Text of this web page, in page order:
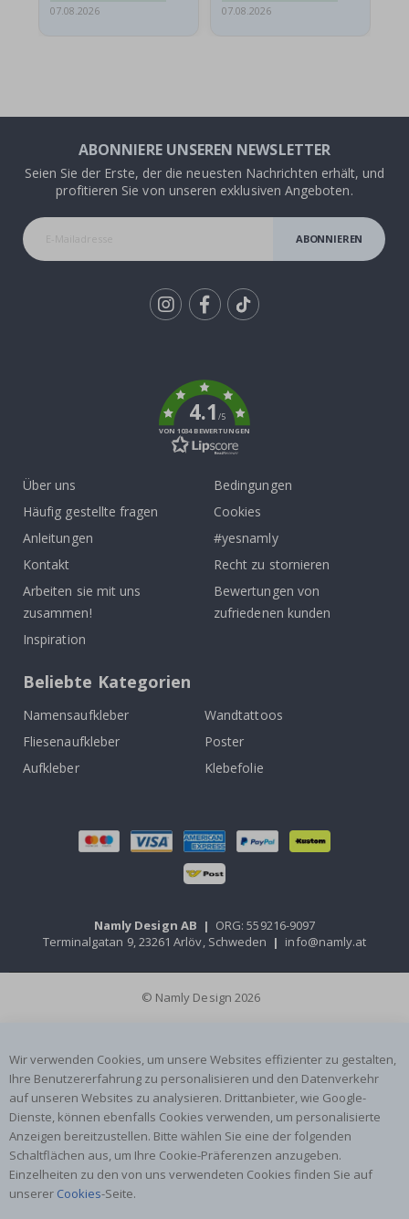
07.08.2026
07.08.2026
ABONNIERE UNSEREN NEWSLETTER
Seien Sie der Erste, der die neuesten Nachrichten erhält, und
profitieren Sie von unseren exklusiven Angeboten.
ABONNIEREN
4.1/5
VON 1034 BEWERTUNGEN
Über uns
Häufig gestellte fragen
Anleitungen
Kontakt
Arbeiten sie mit uns
zusammen!
Inspiration
Bedingungen
Cookies
#yesnamly
Recht zu stornieren
Bewertungen von
zufriedenen kunden
Beliebte Kategorien
Namensaufkleber
Wandtattoos
Fliesenaufkleber
Poster
Aufkleber
Klebefolie
Namly Design AB | ORG: 559216-9097
Terminalgatan 9, 23261 Arlöv, Schweden | info@namly.at
© Namly Design 2026
Wir verwenden Cookies, um unsere Websites effizienter zu gestalten,
Ihre Benutzererfahrung zu personalisieren und den Datenverkehr
auf unseren Websites zu analysieren. Drittanbieter, wie Google-
Dienste, können ebenfalls Cookies verwenden, um personalisierte
Anzeigen bereitzustellen. Bitte wählen Sie eine der folgenden
Schaltflächen aus, um Ihre Cookie-Präferenzen anzugeben.
Einzelheiten zu den von uns verwendeten Cookies finden Sie auf
unserer Cookies-Seite.